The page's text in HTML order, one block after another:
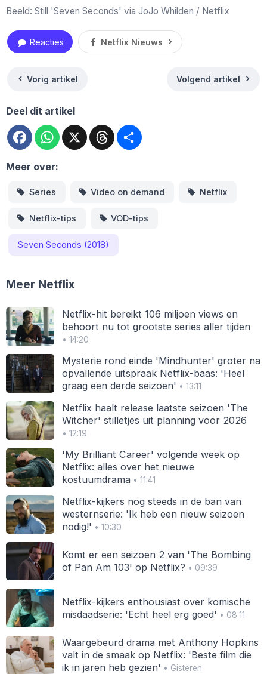
Beeld: Still 'Seven Seconds' via JoJo Whilden / Netflix
Reacties Netflix Nieuws
Vorig artikel Volgend artikel
Deel dit artikel
FacebookWhatsApp
X Threads
Meer over:
Series Video on demand Netflix
Netflix-tips VOD-tips
Seven Seconds (2018)
Meer Netflix
Netflix-hit bereikt 106 miljoen views en
behoort nu tot grootste series aller tijden
• 14:20
Mysterie rond einde 'Mindhunter' groter na
opvallende uitspraak Netflix-baas: 'Heel
graag een derde seizoen' • 13:11
Netflix haalt release laatste seizoen 'The
Witcher' stilletjes uit planning voor 2026
• 12:19
'My Brilliant Career' volgende week op
Netflix: alles over het nieuwe
kostuumdrama• 11:41
Netflix-kijkers nog steeds in de ban van
westernserie: 'Ik heb een nieuw seizoen
nodig!' • 10:30
Komt er een seizoen 2 van 'The Bombing
of Pan Am 103' op Netflix? • 09:39
Netflix-kijkers enthousiast over komische
misdaadserie: 'Echt heel erg goed' • 08:11
Waargebeurd drama met Anthony Hopkins
valt in de smaak op Netflix: 'Beste film die
ik in jaren heb gezien' • Gisteren